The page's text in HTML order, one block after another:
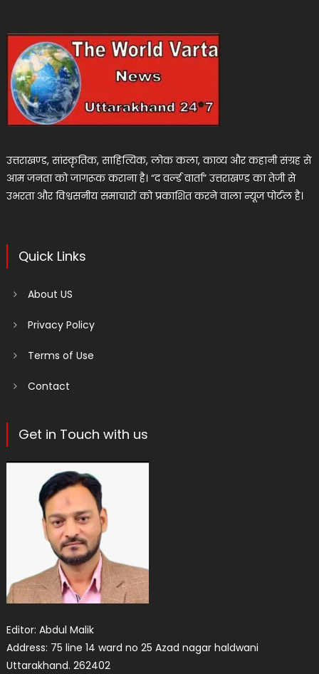
उत्तराखण्ड, सांस्कृतिक, साहित्यिक, लोक कला, काव्य और कहानी संग्रह से
आम जनता को जागरूक कराना है। “द वर्ल्ड वार्ता” उत्तराखण्ड का तेजी से
उभरता और विश्वसनीय समाचारों को प्रकाशित करने वाला न्यूज पोर्टल है।
Quick Links
About US
Privacy Policy
Terms of Use
Contact
Get in Touch with us
Editor: Abdul Malik
Address: 75 line 14 ward no 25 Azad nagar haldwani
Uttarakhand. 262402